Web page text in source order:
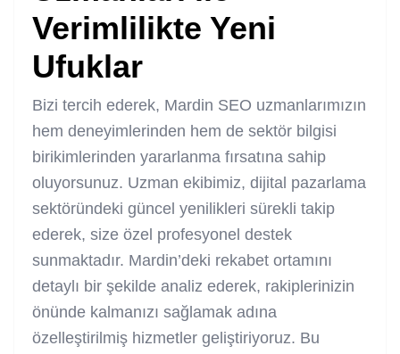
Verimlilikte Yeni
Ufuklar
Bizi tercih ederek, Mardin SEO uzmanlarımızın
hem deneyimlerinden hem de sektör bilgisi
birikimlerinden yararlanma fırsatına sahip
oluyorsunuz. Uzman ekibimiz, dijital pazarlama
sektöründeki güncel yenilikleri sürekli takip
ederek, size özel profesyonel destek
sunmaktadır. Mardin’deki rekabet ortamını
detaylı bir şekilde analiz ederek, rakiplerinizin
önünde kalmanızı sağlamak adına
özelleştirilmiş hizmetler geliştiriyoruz. Bu